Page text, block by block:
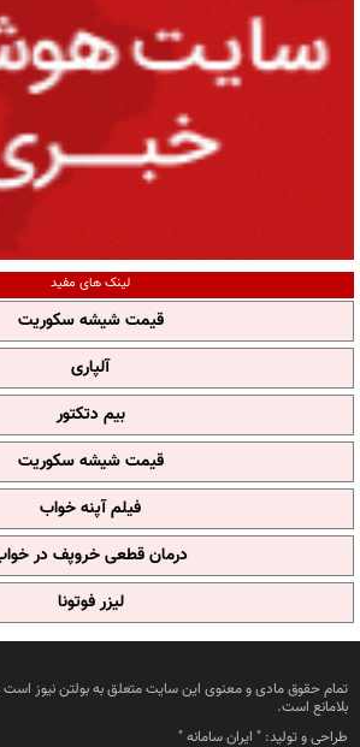
لینک های مفید
قیمت شیشه سکوریت
آلپاری
بیم دتکتور
قیمت شیشه سکوریت
فیلم آپنه خواب
درمان قطعی خروپف در
لیزر فوتونا
تمام حقوق مادی و معنوی این سایت متعلق به بولتن نیوز است
بلامانع است.
طراحی و تولید: " ایران سامانه"